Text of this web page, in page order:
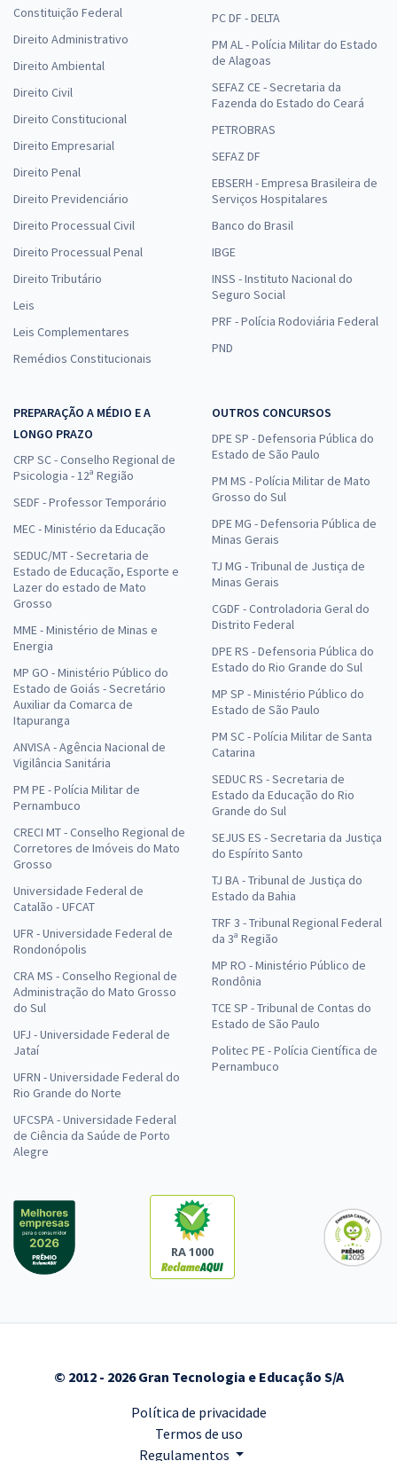
Constituição Federal
Direito Administrativo
Direito Ambiental
Direito Civil
Direito Constitucional
Direito Empresarial
Direito Penal
Direito Previdenciário
Direito Processual Civil
Direito Processual Penal
Direito Tributário
Leis
Leis Complementares
Remédios Constitucionais
PC DF - DELTA
PM AL - Polícia Militar do Estado
de Alagoas
SEFAZ CE - Secretaria da
Fazenda do Estado do Ceará
PETROBRAS
SEFAZ DF
EBSERH - Empresa Brasileira de
Serviços Hospitalares
Banco do Brasil
IBGE
INSS - Instituto Nacional do
Seguro Social
PRF - Polícia Rodoviária Federal
PND
PREPARAÇÃO A MÉDIO E A
LONGO PRAZO
CRP SC - Conselho Regional de
Psicologia - 12ª Região
SEDF - Professor Temporário
MEC - Ministério da Educação
SEDUC/MT - Secretaria de
Estado de Educação, Esporte e
Lazer do estado de Mato
Grosso
MME - Ministério de Minas e
Energia
MP GO - Ministério Público do
Estado de Goiás - Secretário
Auxiliar da Comarca de
Itapuranga
ANVISA - Agência Nacional de
Vigilância Sanitária
PM PE - Polícia Militar de
Pernambuco
CRECI MT - Conselho Regional de
Corretores de Imóveis do Mato
Grosso
Universidade Federal de
Catalão - UFCAT
UFR - Universidade Federal de
Rondonópolis
CRA MS - Conselho Regional de
Administração do Mato Grosso
do Sul
UFJ - Universidade Federal de
Jataí
UFRN - Universidade Federal do
Rio Grande do Norte
UFCSPA - Universidade Federal
de Ciência da Saúde de Porto
Alegre
OUTROS CONCURSOS
DPE SP - Defensoria Pública do
Estado de São Paulo
PM MS - Polícia Militar de Mato
Grosso do Sul
DPE MG - Defensoria Pública de
Minas Gerais
TJ MG - Tribunal de Justiça de
Minas Gerais
CGDF - Controladoria Geral do
Distrito Federal
DPE RS - Defensoria Pública do
Estado do Rio Grande do Sul
MP SP - Ministério Público do
Estado de São Paulo
PM SC - Polícia Militar de Santa
Catarina
SEDUC RS - Secretaria de
Estado da Educação do Rio
Grande do Sul
SEJUS ES - Secretaria da Justiça
do Espírito Santo
TJ BA - Tribunal de Justiça do
Estado da Bahia
TRF 3 - Tribunal Regional Federal
da 3ª Região
MP RO - Ministério Público de
Rondônia
TCE SP - Tribunal de Contas do
Estado de São Paulo
Politec PE - Polícia Científica de
Pernambuco
RA 1000
© 2012 - 2026 Gran Tecnologia e Educação S/A
Política de privacidade
Termos de uso
Regulamentos